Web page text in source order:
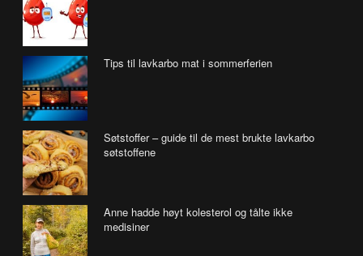
Tips til lavkarbo mat i sommerferien
Søtstoffer – guide til de mest brukte lavkarbo
søtstoffene
Anne hadde høyt kolesterol og tålte ikke
medisiner